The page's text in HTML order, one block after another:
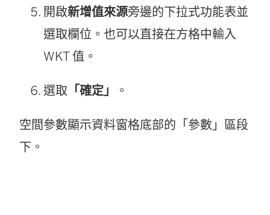
開啟新增值來源旁邊的下拉式功能表並
選取欄位。也可以直接在方格中輸入
WKT 值。
選取 「確定」 。
空間參數顯示資料窗格底部的「參數」區段
下。